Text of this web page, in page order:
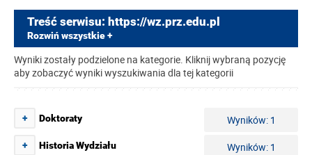
Treść serwisu: https://wz.prz.edu.pl
Rozwiń wszystkie +
Wyniki zostały podzielone na kategorie. Kliknij wybraną pozycję
aby zobaczyć wyniki wyszukiwania dla tej kategorii
+ Doktoraty Wyników: 1
+ Historia Wydziału Wyników: 1